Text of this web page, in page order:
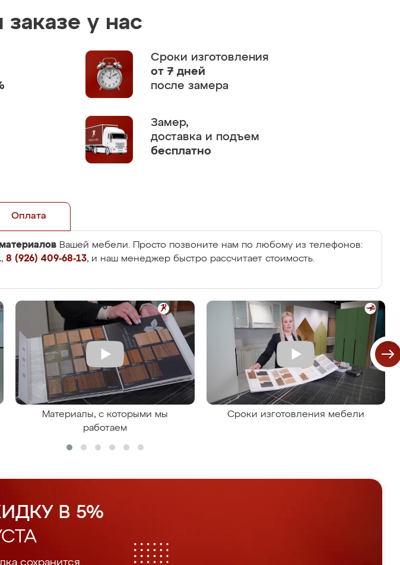
у нас
Сроки изготовления
от 7 дней
после замера
Замер,
доставка и подъем
бесплатно
Оплата
Вашей мебели. Просто позвоните нам по любому из телефонов:
, 8 (926) 409-68-13, и наш менеджер быстро рассчитает стоимость.
Материалы, с которыми мы
работаем
Сроки изготовления мебели
В 5%
сохранится.